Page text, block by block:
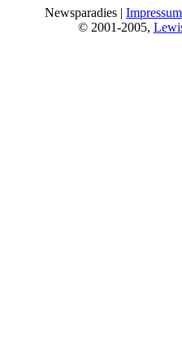
Newsparadies | Impressum
© 2001-2005,